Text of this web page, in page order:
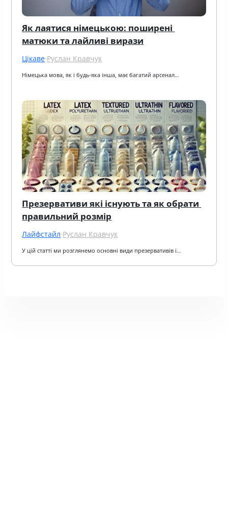
Як лаятися німецькою: поширені
матюки та лайливі вирази
Цікаве·Руслан Кравчук
Німецька мова, як і будь-яка інша, має багатий арсенал…
Презервативи які існують та як обрати
правильний розмір
Лайфстайл·Руслан Кравчук
У цій статті ми розглянемо основні види презервативів і…